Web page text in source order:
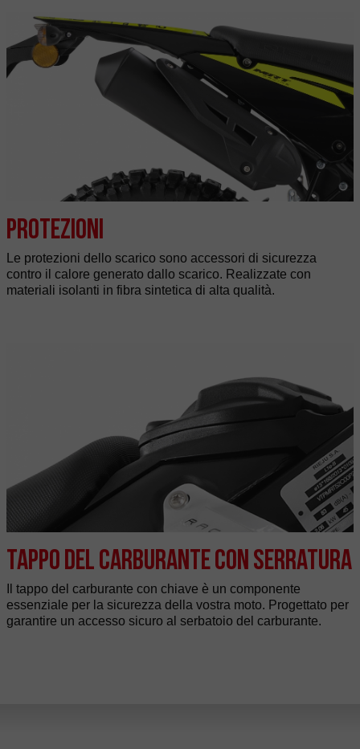
Protezioni
Le protezioni dello scarico sono accessori di sicurezza
contro il calore generato dallo scarico. Realizzate con
materiali isolanti in fibra sintetica di alta qualità.
Tappo del carburante con serratura
Il tappo del carburante con chiave è un componente
essenziale per la sicurezza della vostra moto. Progettato per
garantire un accesso sicuro al serbatoio del carburante.